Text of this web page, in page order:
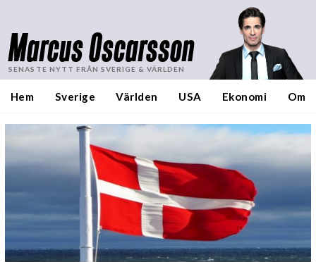
Marcus Oscarsson
SENASTE NYTT FRÅN SVERIGE & VÄRLDEN
Hem Sverige Världen USA Ekonomi Om